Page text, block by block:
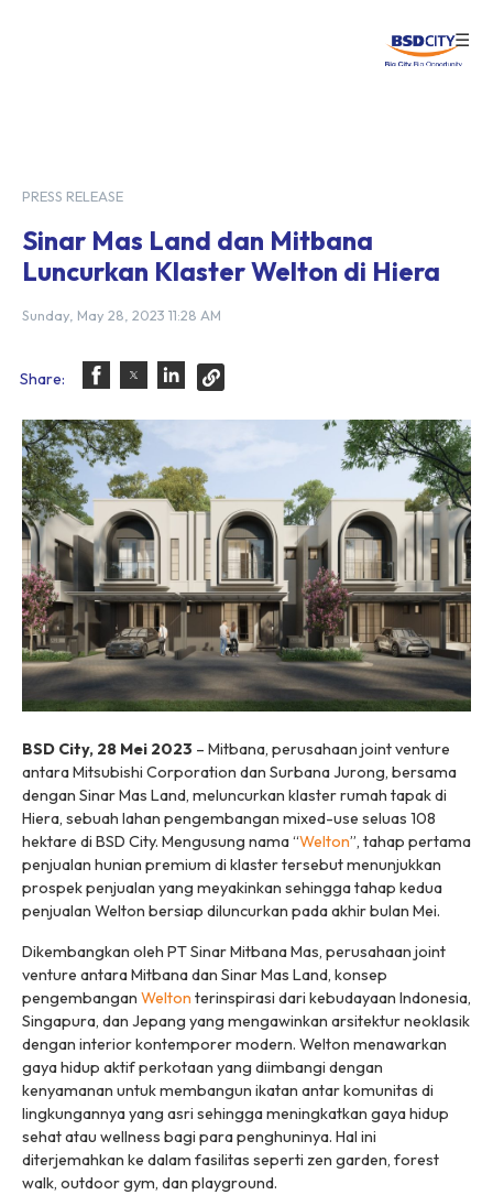
☰
PRESS RELEASE
Sinar Mas Land dan Mitbana
Luncurkan Klaster Welton di Hiera
Sunday, May 28, 2023 11:28 AM
Share:
BSD City, 28 Mei 2023 – Mitbana, perusahaan joint venture
antara Mitsubishi Corporation dan Surbana Jurong, bersama
dengan Sinar Mas Land, meluncurkan klaster rumah tapak di
Hiera, sebuah lahan pengembangan mixed-use seluas 108
hektare di BSD City. Mengusung nama “Welton”, tahap pertama
penjualan hunian premium di klaster tersebut menunjukkan
prospek penjualan yang meyakinkan sehingga tahap kedua
penjualan Welton bersiap diluncurkan pada akhir bulan Mei.
Dikembangkan oleh PT Sinar Mitbana Mas, perusahaan joint
venture antara Mitbana dan Sinar Mas Land, konsep
pengembangan Welton terinspirasi dari kebudayaan Indonesia,
Singapura, dan Jepang yang mengawinkan arsitektur neoklasik
dengan interior kontemporer modern. Welton menawarkan
gaya hidup aktif perkotaan yang diimbangi dengan
kenyamanan untuk membangun ikatan antar komunitas di
lingkungannya yang asri sehingga meningkatkan gaya hidup
sehat atau wellness bagi para penghuninya. Hal ini
diterjemahkan ke dalam fasilitas seperti zen garden, forest
walk, outdoor gym, dan playground.